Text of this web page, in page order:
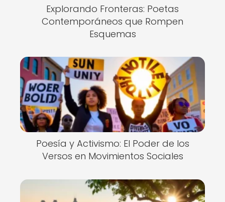
Explorando Fronteras: Poetas
Contemporáneos que Rompen
Esquemas
Poesía y Activismo: El Poder de los
Versos en Movimientos Sociales